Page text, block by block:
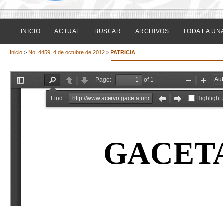
INICIO ACTUAL BUSCAR ARCHIVOS TODA LA
Inicio > No. 4459, 4 de octubre de 2012 > PATRICIA